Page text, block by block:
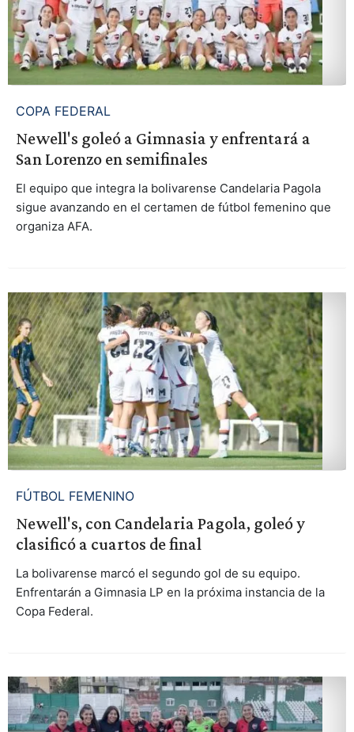
COPA FEDERAL
Newell's goleó a Gimnasia y enfrentará a
San Lorenzo en semifinales
El equipo que integra la bolivarense Candelaria Pagola
sigue avanzando en el certamen de fútbol femenino que
organiza AFA.
FÚTBOL FEMENINO
Newell's, con Candelaria Pagola, goleó y
clasificó a cuartos de final
La bolivarense marcó el segundo gol de su equipo.
Enfrentarán a Gimnasia LP en la próxima instancia de la
Copa Federal.